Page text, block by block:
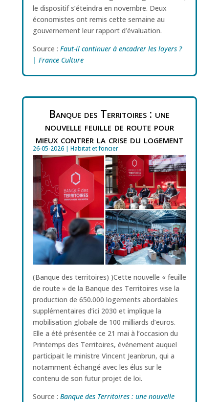
le dispositif s’éteindra en novembre. Deux
économistes ont remis cette semaine au
gouvernement leur rapport d’évaluation.
Source : Faut-il continuer à encadrer les loyers ?
| France Culture
Banque des Territoires : une
nouvelle feuille de route pour
mieux contrer la crise du logement
26-05-2026| Habitat et foncier
(Banque des territoires) )Cette nouvelle « feuille
de route » de la Banque des Territoires vise la
production de 650.000 logements abordables
supplémentaires d’ici 2030 et implique la
mobilisation globale de 100 milliards d’euros.
Elle a été présentée ce 21 mai à l’occasion du
Printemps des Territoires, événement auquel
participait le ministre Vincent Jeanbrun, qui a
notamment échangé avec les élus sur le
contenu de son futur projet de loi.
Source : Banque des Territoires : une nouvelle